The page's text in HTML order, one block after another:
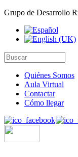
Grupo de Desarrollo
Quiénes Somos
Aula Virtual
Contactar
Cómo llegar